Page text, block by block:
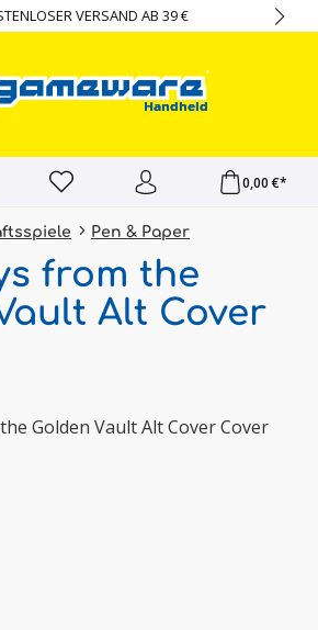
VERSAND AB 39 €
0,00 €*
Pen & Paper
from the
Alt Cover